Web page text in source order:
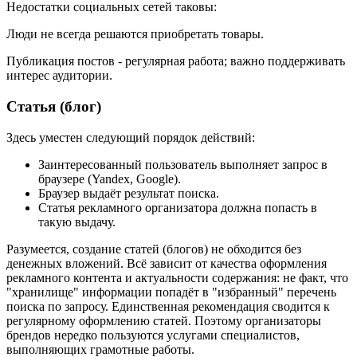
Недостатки социальных сетей таковы:
Люди не всегда решаются приобретать товары.
Публикация постов - регулярная работа; важно поддерживать
интерес аудитории.
Статья (блог)
Здесь уместен следующий порядок действий:
Заинтересованный пользователь выполняет запрос в
браузере (Yandex, Google).
Браузер выдаёт результат поиска.
Статья рекламного организатора должна попасть в
такую выдачу.
Разумеется, создание статей (блогов) не обходится без
денежных вложений. Всё зависит от качества оформления
рекламного контента и актуальности содержания: не факт, что
"хранилище" информации попадёт в "избранный" перечень
поиска по запросу. Единственная рекомендация сводится к
регулярному оформлению статей. Поэтому организаторы
брендов нередко пользуются услугами специалистов,
выполняющих грамотные работы.